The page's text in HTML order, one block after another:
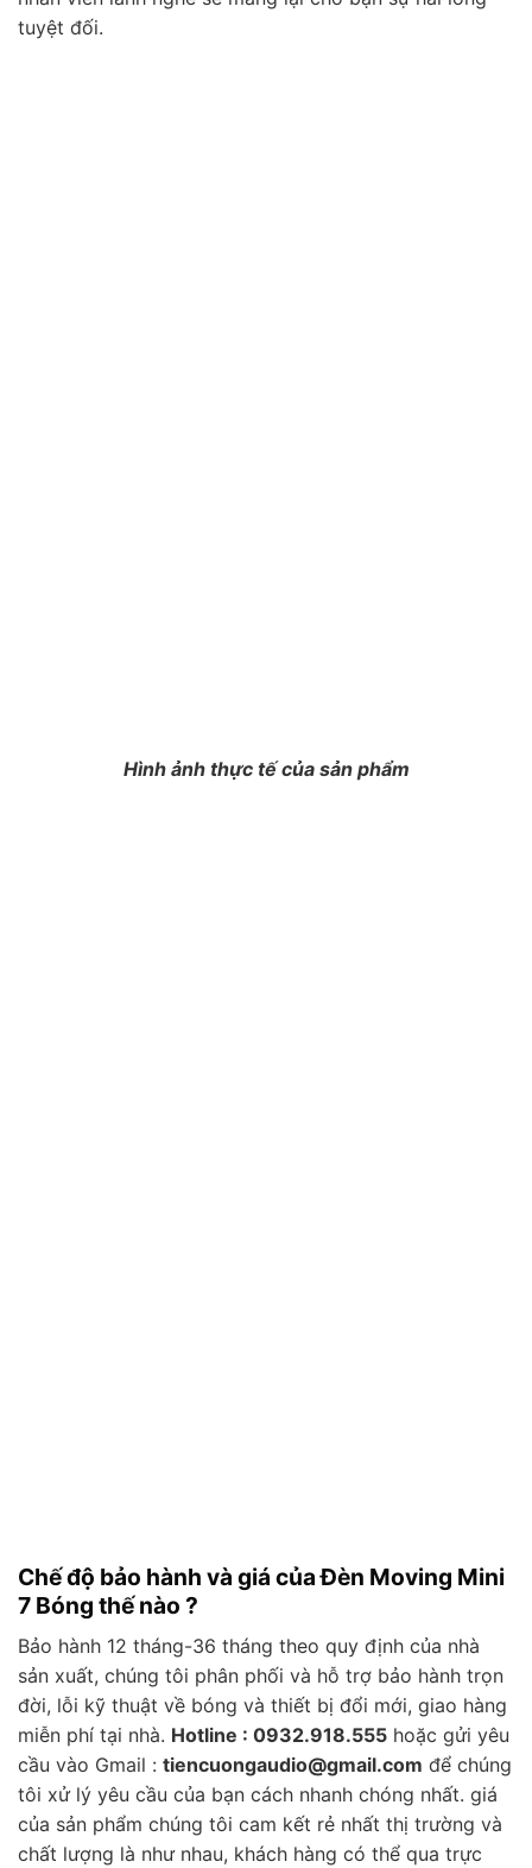
tuyệt đối.
Hình ảnh thực tế của sản phẩm
Chế độ bảo hành và giá của Đèn Moving Mini
7 Bóng thế nào ?
Bảo hành 12 tháng-36 tháng theo quy định của nhà
sản xuất, chúng tôi phân phối và hỗ trợ bảo hành trọn
đời, lỗi kỹ thuật về bóng và thiết bị đổi mới, giao hàng
miễn phí tại nhà. Hotline : 0932.918.555 hoặc gửi yêu
cầu vào Gmail : tiencuongaudio@gmail.com để chúng
tôi xử lý yêu cầu của bạn cách nhanh chóng nhất. giá
của sản phẩm chúng tôi cam kết rẻ nhất thị trường và
chất lượng là như nhau, khách hàng có thể qua trực